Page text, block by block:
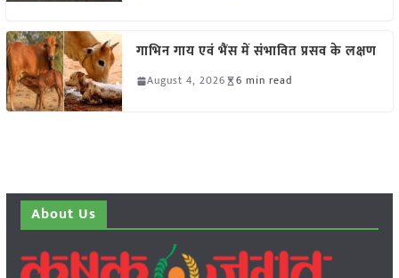
गाभिन गाय एवं भैंस में संभावित प्रसव के लक्षण
August 4, 2026 6 min read
About Us